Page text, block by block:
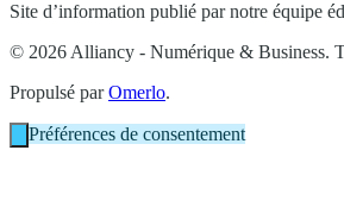
Site d’information publié par notre équipe
© 2026 Alliancy - Numérique & Business.
Propulsé parOmerlo.
Préférences de consentement